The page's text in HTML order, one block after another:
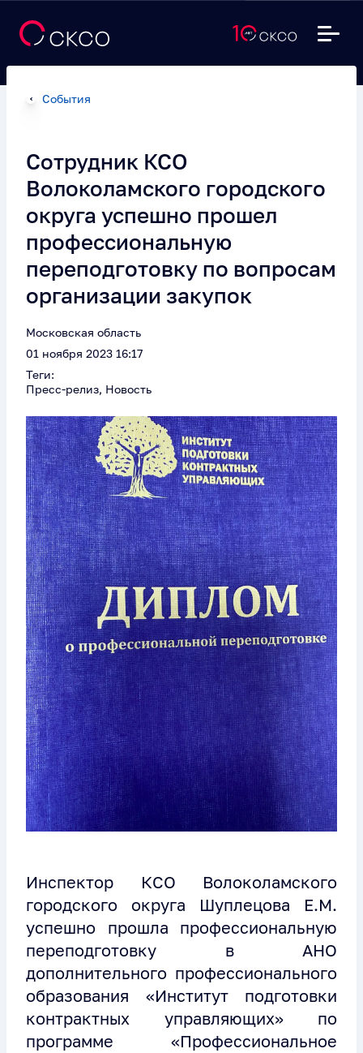
События
Сотрудник КСО
Волоколамского городского
округа успешно прошел
профессиональную
переподготовку по вопросам
организации закупок
Московская область
01 ноября 2023 16:17
Теги:
Пресс-релиз, Новость
Инспектор КСО Волоколамского
городского округа Шуплецова Е.М.
успешно прошла профессиональную
переподготовку в АНО
дополнительного профессионального
образования «Институт подготовки
контрактных управляющих» по
программе «Профессиональное